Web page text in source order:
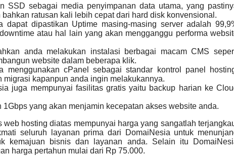
SSD sebagai media penyimpanan data utama, yang
ratusan kali lebih cepat dari hard disk konvensional.
dipastikan Uptime masing-masing server adalah
atau hal lain yang akan mengganggu performa
anda melakukan instalasi berbagai macam CMS
website dalam beberapa klik.
cPanel sebagai standar kontrol panel
kapanpun anda ingin melakukannya.
juga mempunyai fasilitas gratis yaitu backup harian ke
yang akan menjamin kecepatan akses website anda.
hosting diatas mempunyai harga yang sangatlah
seluruh layanan prima dari DomaiNesia untuk
kemajuan bisnis dan layanan anda. Selain itu
harga pertahun mulai dari Rp 75.000.